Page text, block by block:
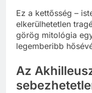
Ez a kettősség –
elkerülhetetlen
görög mitológia
legemberibb
Az